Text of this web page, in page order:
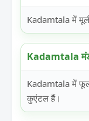
Kadamtala में
Kadamtala
Kadamtala में
कुएंटल हैं।